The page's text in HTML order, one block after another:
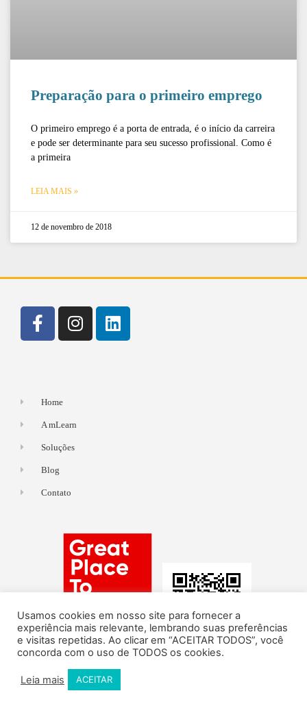
Preparação para o primeiro emprego
O primeiro emprego é a porta de entrada, é o início da carreira
e pode ser determinante para seu sucesso profissional. Como é
a primeira
LEIA MAIS »
12 de novembro de 2018
Home
A mLearn
Soluções
Blog
Contato
Usamos cookies em nosso site para fornecer a
experiência mais relevante, lembrando suas preferências
e visitas repetidas. Ao clicar em “ACEITAR TODOS”, você
concorda com o uso de TODOS os cookies.
Leia mais ACEITAR